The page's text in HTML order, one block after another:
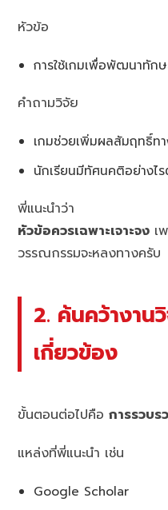
หัวข้อ
การใช้เกมเพื่อพัฒนาทัก
คำถามวิจัย
เกมช่วยเพิ่มผลสัมฤทธิ์ทา
นักเรียนมีทัศนคติอย่างไร
พี่แนะนำว่า
หัวข้อควรเฉพาะเจาะจง เ
วรรณกรรมจะหลงทางครับ
2. ค้นคว้างาน
เกี่ยวข้อง
ขั้นตอนต่อไปคือการรวบ
แหล่งที่พี่แนะนำ เช่น
Google Scholar